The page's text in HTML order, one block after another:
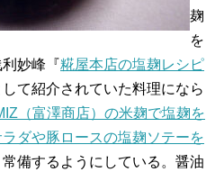
麹
を
妙峰『糀屋本店の塩麹レシピ
て紹介されていた料理になら
（富澤商店）の米麹で塩麹を
ダや豚ロースの塩麹ソテーを
常備するようにしている。醤油